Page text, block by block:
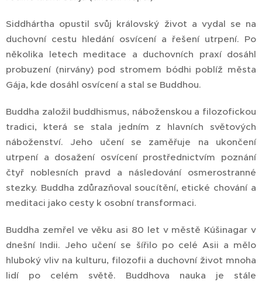
Siddhártha opustil svůj královský život a vydal se na
duchovní cestu hledání osvícení a řešení utrpení. Po
několika letech meditace a duchovních praxí dosáhl
probuzení (nirvány) pod stromem bódhi poblíž města
Gája, kde dosáhl osvícení a stal se Buddhou.
Buddha založil buddhismus, náboženskou a filozofickou
tradici, která se stala jedním z hlavních světových
náboženství. Jeho učení se zaměřuje na ukončení
utrpení a dosažení osvícení prostřednictvím poznání
čtyř noblesních pravd a následování osmerostranné
stezky. Buddha zdůrazňoval soucítění, etické chování a
meditaci jako cesty k osobní transformaci.
Buddha zemřel ve věku asi 80 let v městě Kúšinagar v
dnešní Indii. Jeho učení se šířilo po celé Asii a mělo
hluboký vliv na kulturu, filozofii a duchovní život mnoha
lidí po celém světě. Buddhova nauka je stále